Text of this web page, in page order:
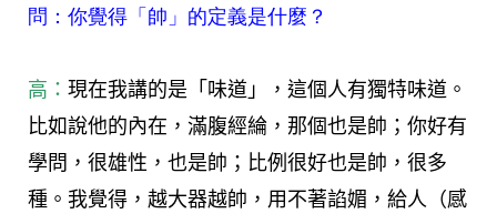
問：你覺得「帥」的定義是什麼？
高： 現在我講的是「味道」，這個人有獨特味道。
比如說他的內在，滿腹經綸，那個也是帥；你好有
學問，很雄性，也是帥；比例很好也是帥，很多
種。我覺得，越大器越帥，用不著諂媚，給人（感